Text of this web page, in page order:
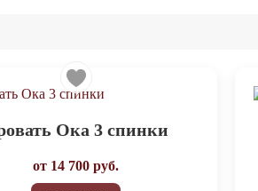
Ока 3 спинки
от 14 700 руб.